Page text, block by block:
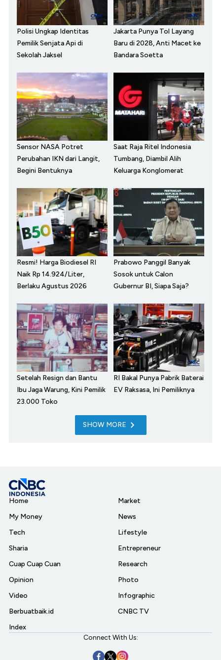
Polisi Ungkap Identitas
Pemilik Senjata Api di
Sekolah Jaksel
Jakarta Punya Tol Layang
Baru di 2028, Anti Macet ke
Bandara Soetta
Sensor NASA Potret
Perubahan IKN dari Langit,
Begini Bentuknya
Saat Raja Ritel Indonesia
Tumbang, Diambil Alih
Keluarga Konglomerat
Resmi! Harga Biodiesel RI
Naik Rp 14.924/Liter,
Berlaku Agustus 2026
Prabowo Panggil Banyak
Sosok untuk Calon
Gubernur BI, Siapa Saja?
Setelah Resign dan Bantu
Ibu Jaga Warung, Kini Pemilik
23.000 Toko
RI Bakal Punya Pabrik Baterai
EV Raksasa, Ini Pemiliknya
SHOW MORE
Home
My Money
Tech
Sharia
Cuap Cuap Cuan
Opinion
Video
Berbuatbaik.id
Index
Market
News
Lifestyle
Entrepreneur
Research
Photo
Infographic
CNBC TV
Connect With Us: